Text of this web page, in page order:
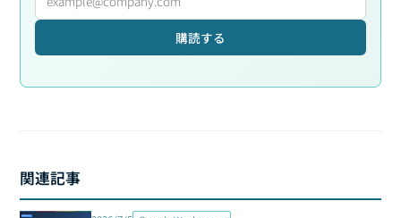
購読する
関連記事